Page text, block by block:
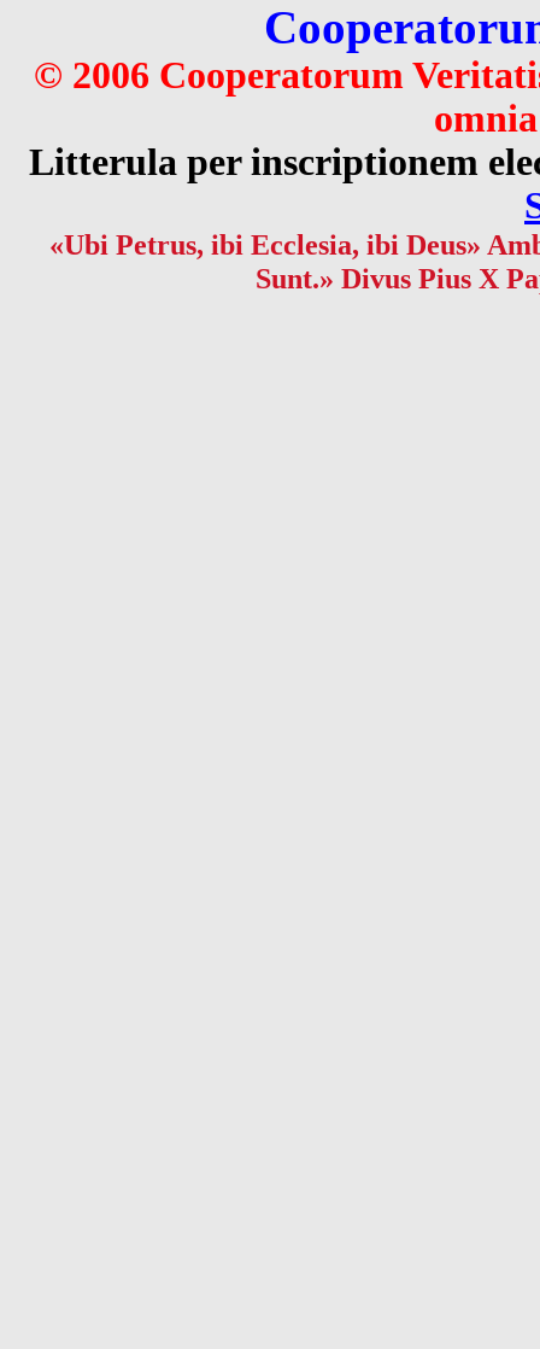
© 2006 Cooperatorum
Litterula per inscriptionem
«Ubi Petrus, ibi Ecclesia, ibi Deus»
Sunt.» Divus Pius X